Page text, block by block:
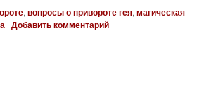
, вопросы о привороте гея, магическая
| Добавить комментарий